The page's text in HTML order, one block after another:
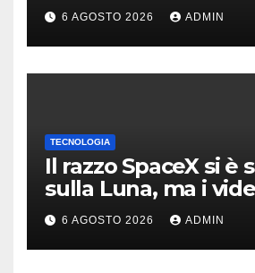
6 AGOSTO 2026 ADMIN
TECNOLOGIA
Il razzo SpaceX si è
sulla Luna, ma i
erano quasi tutti falsi
6 AGOSTO 2026 ADMIN